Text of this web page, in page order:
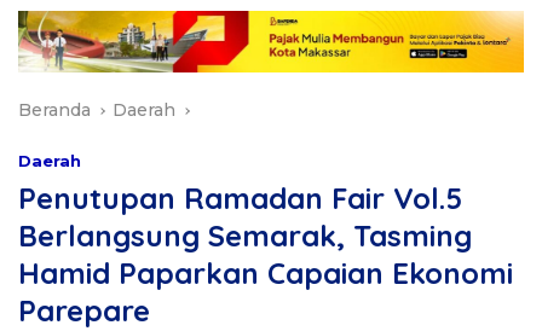
Beranda Daerah
Daerah
Penutupan Ramadan Fair Vol.5
Berlangsung Semarak, Tasming
Hamid Paparkan Capaian Ekonomi
Parepare